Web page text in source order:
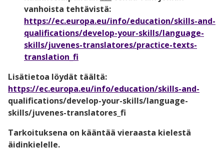
vanhoista tehtävistä:
https://ec.europa.eu/info/education/skills-and-
qualifications/develop-your-skills/language-
skills/juvenes-translatores/practice-texts-
translation_fi
Lisätietoa löydät täältä:
https://ec.europa.eu/info/education/skills-and-
qualifications/develop-your-skills/language-
skills/juvenes-translatores_fi
Tarkoituksena on kääntää vieraasta kielestä
äidinkielelle.